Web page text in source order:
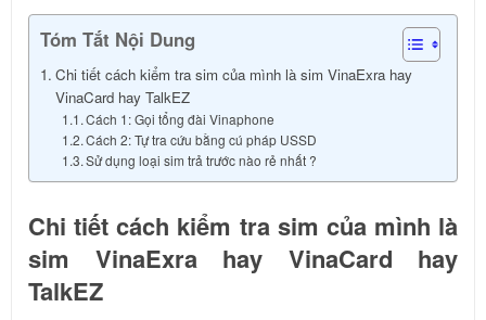
Tóm Tắt Nội Dung
Chi tiết cách kiểm tra sim của mình là sim VinaExra hay
VinaCard hay TalkEZ
Cách 1: Gọi tổng đài Vinaphone
Cách 2: Tự tra cứu bằng cú pháp USSD
Sử dụng loại sim trả trước nào rẻ nhất ?
Chi tiết cách kiểm tra sim của mình là
sim VinaExra hay VinaCard hay
TalkEZ